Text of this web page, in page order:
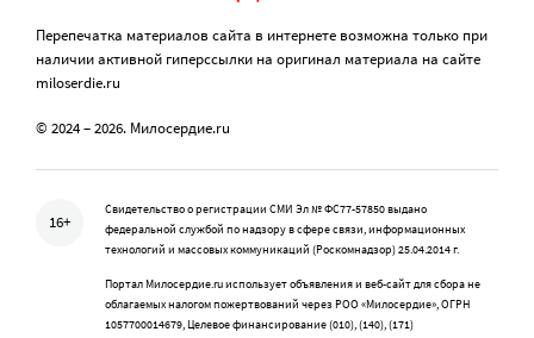
Перепечатка материалов сайта в интернете возможна только при
наличии активной гиперссылки на оригинал материала на сайте
miloserdie.ru
© 2024 – 2026. Милосердие.ru
16+
Свидетельство о регистрации СМИ Эл № ФС77-57850 выдано
федеральной службой по надзору в сфере связи, информационных
технологий и массовых коммуникаций (Роскомнадзор) 25.04.2014 г.
Портал Милосердие.ru использует объявления и веб-сайт для сбора не
облагаемых налогом пожертвований через РОО «Милосердие», ОГРН
1057700014679, Целевое финансирование (010), (140), (171)